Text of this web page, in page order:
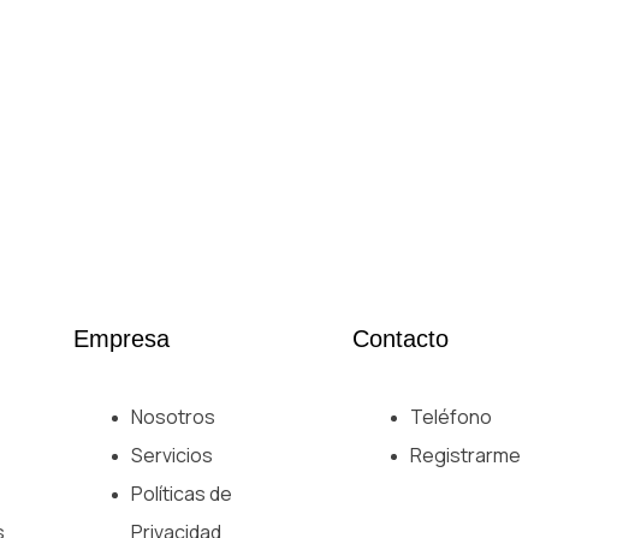
Empresa
Nosotros
Servicios
Políticas de
Privacidad
Contacto
Teléfono
Registrarme